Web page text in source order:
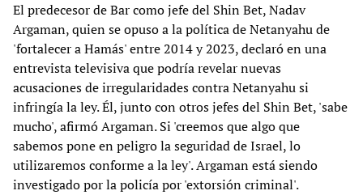
El predecesor de Bar como jefe del Shin Bet, Nadav
Argaman, quien se opuso a la política de Netanyahu de
'fortalecer a Hamás' entre 2014 y 2023, declaró en una
entrevista televisiva que podría revelar nuevas
acusaciones de irregularidades contra Netanyahu si
infringía la ley. Él, junto con otros jefes del Shin Bet, 'sabe
mucho', afirmó Argaman. Si 'creemos que algo que
sabemos pone en peligro la seguridad de Israel, lo
utilizaremos conforme a la ley'. Argaman está siendo
investigado por la policía por 'extorsión criminal'.